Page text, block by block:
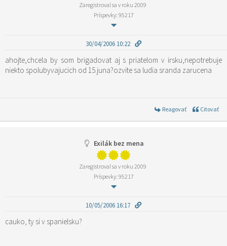
Zaregistroval sa v roku 2009
Príspevky: 95217
30/04/2006 10:22
ahojte,chcela by som brigadovat aj s priatelom v irsku,nepotrebuje
niekto spolubyvajucich od 15.juna?ozvite sa ludia sranda zarucena
Reagovať Citovať
Exilák bez mena
Zaregistroval sa v roku 2009
Príspevky: 95217
10/05/2006 16:17
cauko, ty si v spanielsku?